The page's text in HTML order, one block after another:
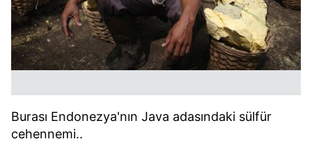
Burası Endonezya'nın Java adasındaki sülfür
cehennemi..